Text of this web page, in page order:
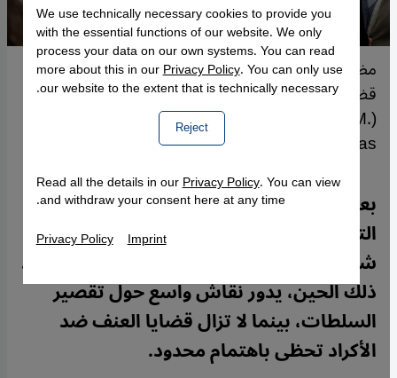
مظاهرة نسائية في إسطنبول للمطالبة بإجابات حول
قضية جوليستان دوكو. 15 أبريل/نيسان 2026.
(Photo: Picture Alliance / ZUMAPRESS | M.
Kocabas)
بعد سنوات من مقتل شابة كردية، قادت
التحقيقات في تركيا إلى حملة اعتقالات وسط
شبهات بتورط أبناء مسؤولين حكوميين. ومنذ
ذلك الحين، يدور نقاش واسع حول تقصير
السلطات، بينما لا تزال قضايا العنف ضد
الأكراد تحظى باهتمام محدود.
We use technically necessary cookies to provide you
with the essential functions of our website. We only
process your data on our own systems. You can read
more about this in ourPrivacy Policy. You can only use
our website to the extent that is technically necessary.
Reject
Read all the details in ourPrivacy Policy. You can view
and withdraw your consent here at any time.
Privacy Policy Imprint